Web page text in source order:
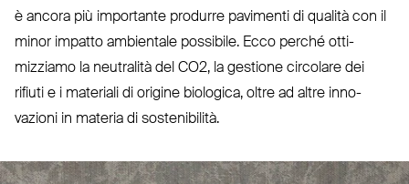
è ancora più importante produrre pavimenti di qualità con il
minor impatto ambientale possibile. Ecco perché otti­
mizziamo la neu­tralità del CO2, la gestione circolare dei
rifiuti e i materiali di origine biologica, oltre ad altre inno­
vazioni in materia di sostenibilità.